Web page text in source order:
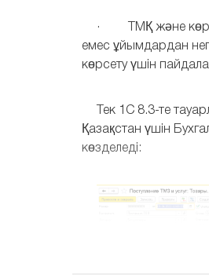
· ТМҚ және
емес ұйымдардан
көрсету үшін
Тек 1С 8.3-те
Қазақстан үшін
көзделеді: